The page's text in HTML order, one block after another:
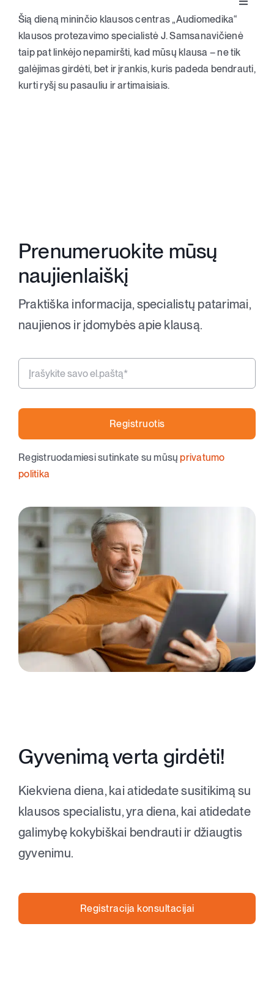
Toggle
Klausos aparatai
Apie klausą
+370 620 33338
Šią dieną mininčio klausos centras „Audiomedika“
klausos protezavimo specialistė J. Samsanavičienė
taip pat linkėjo nepamiršti, kad mūsų klausa – ne tik
galėjimas girdėti, bet ir įrankis, kuris padeda bendrauti,
kurti ryšį su pasauliu ir artimaisiais.
Prenumeruokite mūsų
naujienlaiškį
Praktiška informacija, specialistų patarimai,
naujienos ir įdomybės apie klausą.
Registruotis
Registruodamiesi sutinkate su mūsųprivatumo
politika
Gyvenimą verta girdėti!
Kiekviena diena, kai atidedate susitikimą su
klausos specialistu, yra diena, kai atidedate
galimybę kokybiškai bendrauti ir džiaugtis
gyvenimu.
Registracija konsultacijai